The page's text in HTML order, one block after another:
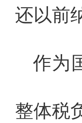
还以前
作为
整体税